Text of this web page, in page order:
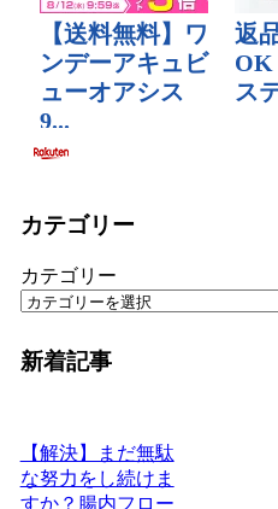
カテゴリー
カテゴリー
新着記事
【解決】まだ無駄
な努力をし続けま
すか？腸内フロー